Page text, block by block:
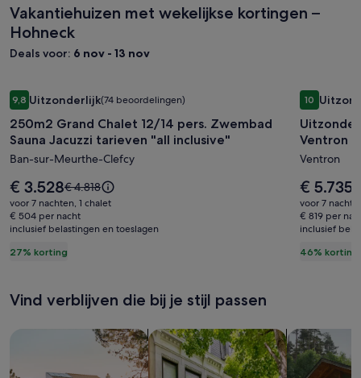
Vakantiehuizen met wekelijkse kortingen –
Hohneck
Deals voor: 6 nov - 13 nov
Fotogalerie
voor
250m2
Grand
Chalet
12/14
pers.
Zwembad
Sauna
Jacuzzi
"all
inclusive"
9,89,8 op 10, Uitzonderlijk, (74 beoordelingen)
Uitzonderlijk(74 beoordelingen)
250m2 Grand Chalet 12/14 pers. Zwembad
Sauna Jacuzzi tarieven "all inclusive"
Ban-sur-Meurthe-Clefcy
27% korting
De
prijs
is
€ 3.528
€ 3.528De
prijs
was
€ 4.818,
meer
het
€ 4.818
voor 7 nachten, 1 chalet
€ 504 per nacht
inclusief belastingen en toeslagen
250m2 Grand Chalet 12/14 pers. Zwembad Sauna Jacuzzi
voor
chalet
met
in
Ventron
voor
14
1010 op 10,
Ventron
Ventron
46% korting
De
prijs
is
€ 5.735
€ 5.735
voor 7
€ 819 per
inclusief
Vind verblijven die bij je stijl passen
Zoeken naar huizen Zoeken naar flats/appartementen
Huisjes